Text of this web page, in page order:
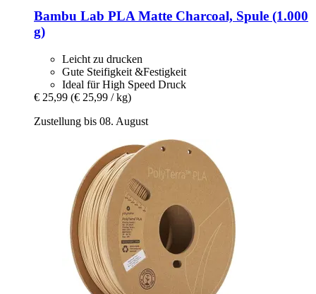
Bambu Lab PLA Matte Charcoal, Spule (1.000
g)
Leicht zu drucken
Gute Steifigkeit &Festigkeit
Ideal für High Speed Druck
€ 25,99 (€ 25,99 / kg)
Zustellung bis 08. August